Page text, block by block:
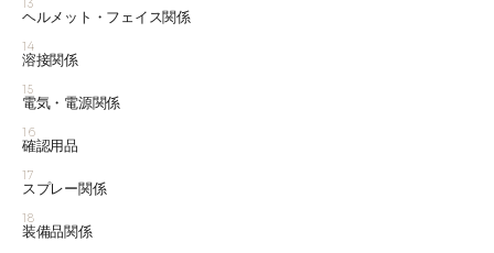
13
ヘルメット・フェイス関係
14
溶接関係
15
電気・電源関係
16
確認用品
17
スプレー関係
18
装備品関係